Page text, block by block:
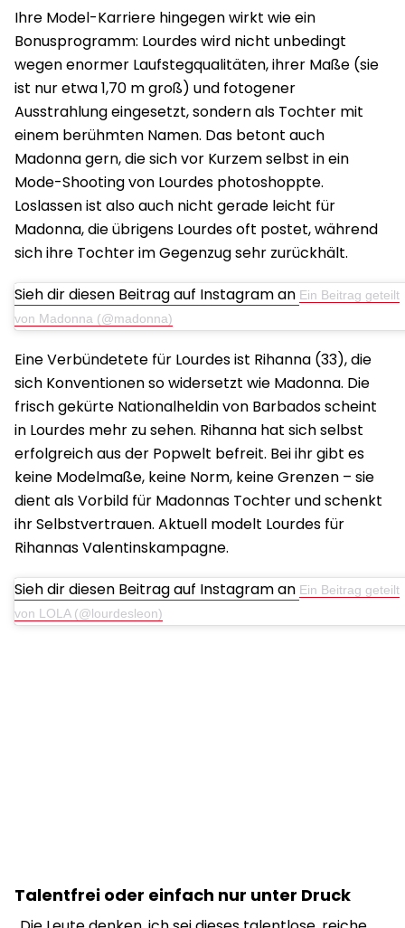
Ihre Model-Karriere hingegen wirkt wie ein
Bonusprogramm: Lourdes wird nicht unbedingt
wegen enormer Laufstegqualitäten, ihrer Maße (sie
ist nur etwa 1,70 m groß) und fotogener
Ausstrahlung eingesetzt, sondern als Tochter mit
einem berühmten Namen. Das betont auch
Madonna gern, die sich vor Kurzem selbst in ein
Mode-Shooting von Lourdes photoshoppte.
Loslassen ist also auch nicht gerade leicht für
Madonna, die übrigens Lourdes oft postet, während
sich ihre Tochter im Gegenzug sehr zurückhält.
Sieh dir diesen Beitrag auf Instagram an Ein Beitrag geteilt
von Madonna (@madonna)
Eine Verbündetete für Lourdes ist Rihanna (33), die
sich Konventionen so widersetzt wie Madonna. Die
frisch gekürte Nationalheldin von Barbados scheint
in Lourdes mehr zu sehen. Rihanna hat sich selbst
erfolgreich aus der Popwelt befreit. Bei ihr gibt es
keine Modelmaße, keine Norm, keine Grenzen – sie
dient als Vorbild für Madonnas Tochter und schenkt
ihr Selbstvertrauen. Aktuell modelt Lourdes für
Rihannas Valentinskampagne.
Sieh dir diesen Beitrag auf Instagram an Ein Beitrag geteilt
von LOLA (@lourdesleon)
Talentfrei oder einfach nur unter Druck